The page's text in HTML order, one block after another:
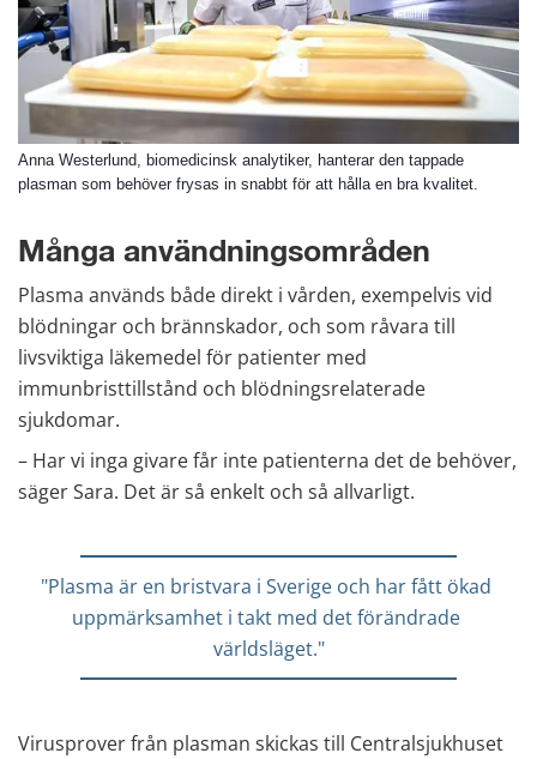
Anna Westerlund, biomedicinsk analytiker, hanterar den tappade
plasman som behöver frysas in snabbt för att hålla en bra kvalitet.
Många användningsområden
Plasma används både direkt i vården, exempelvis vid
blödningar och brännskador, och som råvara till
livsviktiga läkemedel för patienter med
immunbristtillstånd och blödningsrelaterade
sjukdomar.
– Har vi inga givare får inte patienterna det de behöver,
säger Sara. Det är så enkelt och så allvarligt.
"Plasma är en bristvara i Sverige och har fått ökad
uppmärksamhet i takt med det förändrade
världsläget."
Virusprover från plasman skickas till Centralsjukhuset